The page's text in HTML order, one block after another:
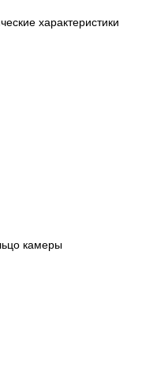
характеристики
камеры